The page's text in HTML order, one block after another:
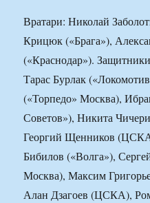
Вратари: Николай
Крицюк («Брага»),
(«Краснодар»).
Тарас Бурлак
(«Торпедо» Москва),
Советов»), Никита
Георгий Щенников
Бибилов («Волга»),
Москва), Максим
Алан Дзагоев (ЦСКА),